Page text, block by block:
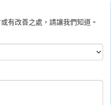
有改善之處，請讓我們知道。